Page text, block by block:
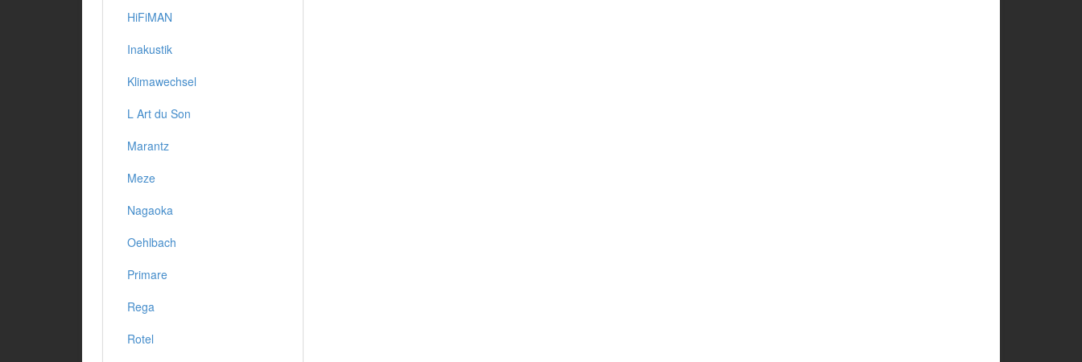
HiFiMAN
Inakustik
Klimawechsel
L Art du Son
Marantz
Meze
Nagaoka
Oehlbach
Primare
Rega
Rotel